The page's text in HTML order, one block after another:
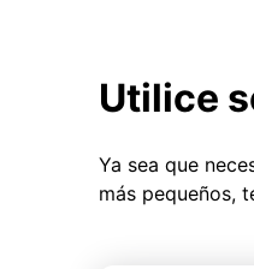
Utilice
Ya sea que
más pequeños,